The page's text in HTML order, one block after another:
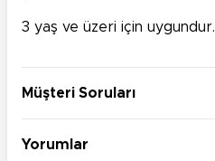
3 yaş ve üzeri için uygundur.
Müşteri Soruları
Yorumlar